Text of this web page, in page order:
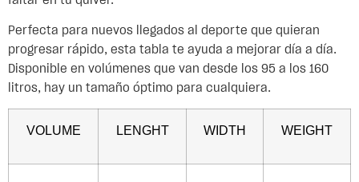
Perfecta para nuevos llegados al deporte que quieran
progresar rápido, esta tabla te ayuda a mejorar día a día.
Disponible en volúmenes que van desde los 95 a los 160
litros, hay un tamaño óptimo para cualquiera.
VOLUME LENGHT WIDTH WEIGHT